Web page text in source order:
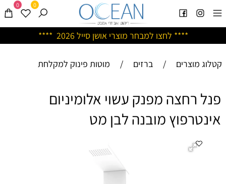
**** לחצו למבחר מוצרי אושן סייל 2026 ****
0 0
קטלוג מוצרים / ברזים / מוטות פינוק למקלחת
פנל רחצה מפנק עשוי אלומיניום
אינטרפוץ מובנה לבן מט